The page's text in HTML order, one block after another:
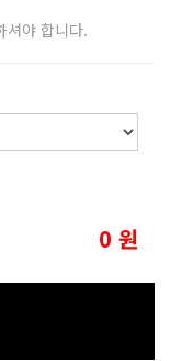
셔야 합니다.
0 원